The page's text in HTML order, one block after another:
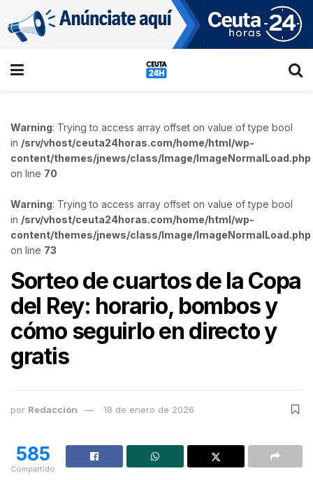
Warning: Trying to access array offset on value of type bool
in /srv/vhost/ceuta24horas.com/home/html/wp-
content/themes/jnews/class/Image/ImageNormalLoad.php
on line 70
Warning: Trying to access array offset on value of type bool
in /srv/vhost/ceuta24horas.com/home/html/wp-
content/themes/jnews/class/Image/ImageNormalLoad.php
on line 73
Sorteo de cuartos de la Copa
del Rey: horario, bombos y
cómo seguirlo en directo y
gratis
por Redacción 18 de enero de 2026
585
Compartido